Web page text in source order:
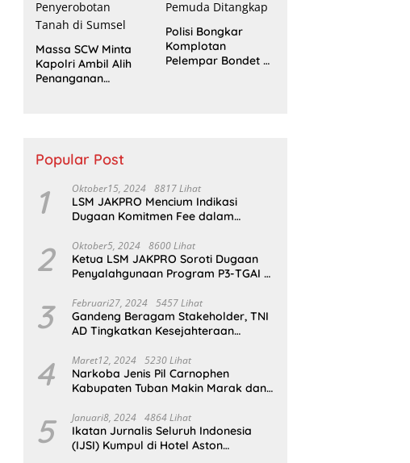
Massa SCW Minta
Kapolri Ambil Alih
Penanganan
Polisi Bongkar
Komplotan
Pelempar Bondet di
Popular Post
1 Oktober15, 2024 8817 Lihat
LSM JAKPRO Mencium Indikasi
Dugaan Komitmen Fee dalam
Sukapura
2 Oktober5, 2024 8600 Lihat
Ketua LSM JAKPRO Soroti Dugaan
Penyalahgunaan Program P3-TGAI di
3 Februari27, 2024 5457 Lihat
Gandeng Beragam Stakeholder, TNI
AD Tingkatkan Kesejahteraan
4 Maret12, 2024 5230 Lihat
Narkoba Jenis Pil Carnophen
Kabupaten Tuban Makin Marak dan
Wajib Tau
5 Januari8, 2024 4864 Lihat
Ikatan Jurnalis Seluruh Indonesia
(IJSI) Kumpul di Hotel Aston